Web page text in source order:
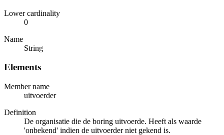
Lower cardinality
0
Name
String
Elements
Member name
uitvoerder
Definition
De organisatie die de boring uitvoerde. Heeft als waarde
'onbekend' indien de uitvoerder niet gekend is.